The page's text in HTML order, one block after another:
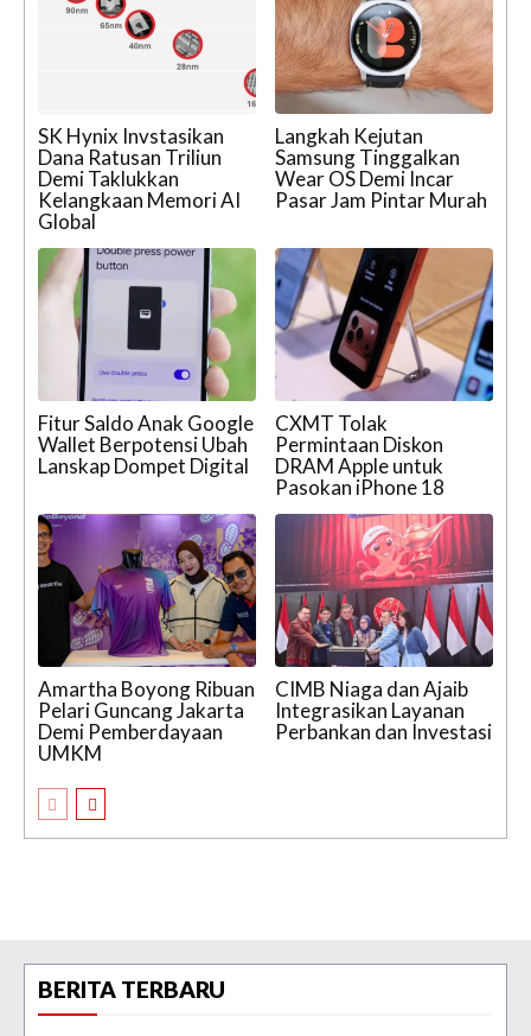
SK Hynix Invstasikan
Dana Ratusan Triliun
Demi Taklukkan
Kelangkaan Memori AI
Global
Langkah Kejutan
Samsung Tinggalkan
Wear OS Demi Incar
Pasar Jam Pintar Murah
Fitur Saldo Anak Google
Wallet Berpotensi Ubah
Lanskap Dompet Digital
CXMT Tolak
Permintaan Diskon
DRAM Apple untuk
Pasokan iPhone 18
Amartha Boyong Ribuan
Pelari Guncang Jakarta
Demi Pemberdayaan
UMKM
CIMB Niaga dan Ajaib
Integrasikan Layanan
Perbankan dan Investasi
BERITA TERBARU